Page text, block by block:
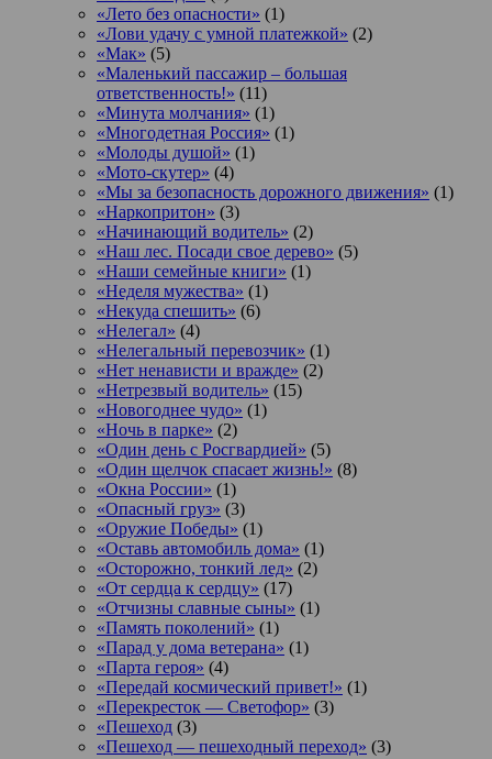
«Лето без опасности» (1)
«Лови удачу с умной платежкой» (2)
«Мак» (5)
«Маленький пассажир – большая
ответственность!» (11)
«Минута молчания» (1)
«Многодетная Россия» (1)
«Молоды душой» (1)
«Мото-скутер» (4)
«Мы за безопасность дорожного движения» (1)
«Наркопритон» (3)
«Начинающий водитель» (2)
«Наш лес. Посади свое дерево» (5)
«Наши семейные книги» (1)
«Неделя мужества» (1)
«Некуда спешить» (6)
«Нелегал» (4)
«Нелегальный перевозчик» (1)
«Нет ненависти и вражде» (2)
«Нетрезвый водитель» (15)
«Новогоднее чудо» (1)
«Ночь в парке» (2)
«Один день с Росгвардией» (5)
«Один щелчок спасает жизнь!» (8)
«Окна России» (1)
«Опасный груз» (3)
«Оружие Победы» (1)
«Оставь автомобиль дома» (1)
«Осторожно, тонкий лед» (2)
«От сердца к сердцу» (17)
«Отчизны славные сыны» (1)
«Память поколений» (1)
«Парад у дома ветерана» (1)
«Парта героя» (4)
«Передай космический привет!» (1)
«Перекресток — Светофор» (3)
«Пешеход (3)
«Пешеход — пешеходный переход» (3)